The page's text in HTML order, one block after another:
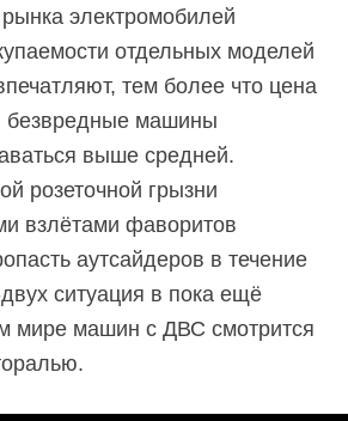
электромобилей
отдельных моделей
тем более что цена
безвредные машины
выше средней.
розеточной грызни
взлётами фаворитов
аутсайдеров в течение
ситуация в пока ещё
мире машин с ДВС смотрится